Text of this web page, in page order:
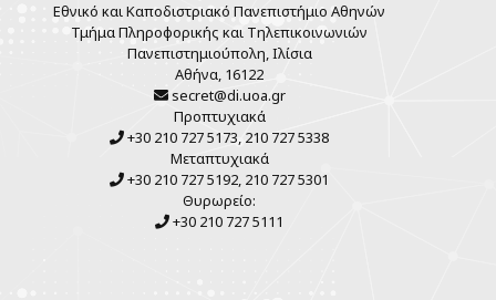
Εθνικό και Καποδιστριακό Πανεπιστήμιο Αθηνών
Τμήμα Πληροφορικής και Τηλεπικοινωνιών
Πανεπιστημιούπολη, Ιλίσια
Αθήνα, 16122
secret@di.uoa.gr
Προπτυχιακά
+30 210 727 5173, 210 727 5338
Μεταπτυχιακά
+30 210 727 5192, 210 727 5301
Θυρωρείο:
+30 210 727 5111